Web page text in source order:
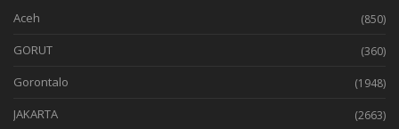
Aceh (850)
GORUT (360)
Gorontalo (1948)
JAKARTA (2663)